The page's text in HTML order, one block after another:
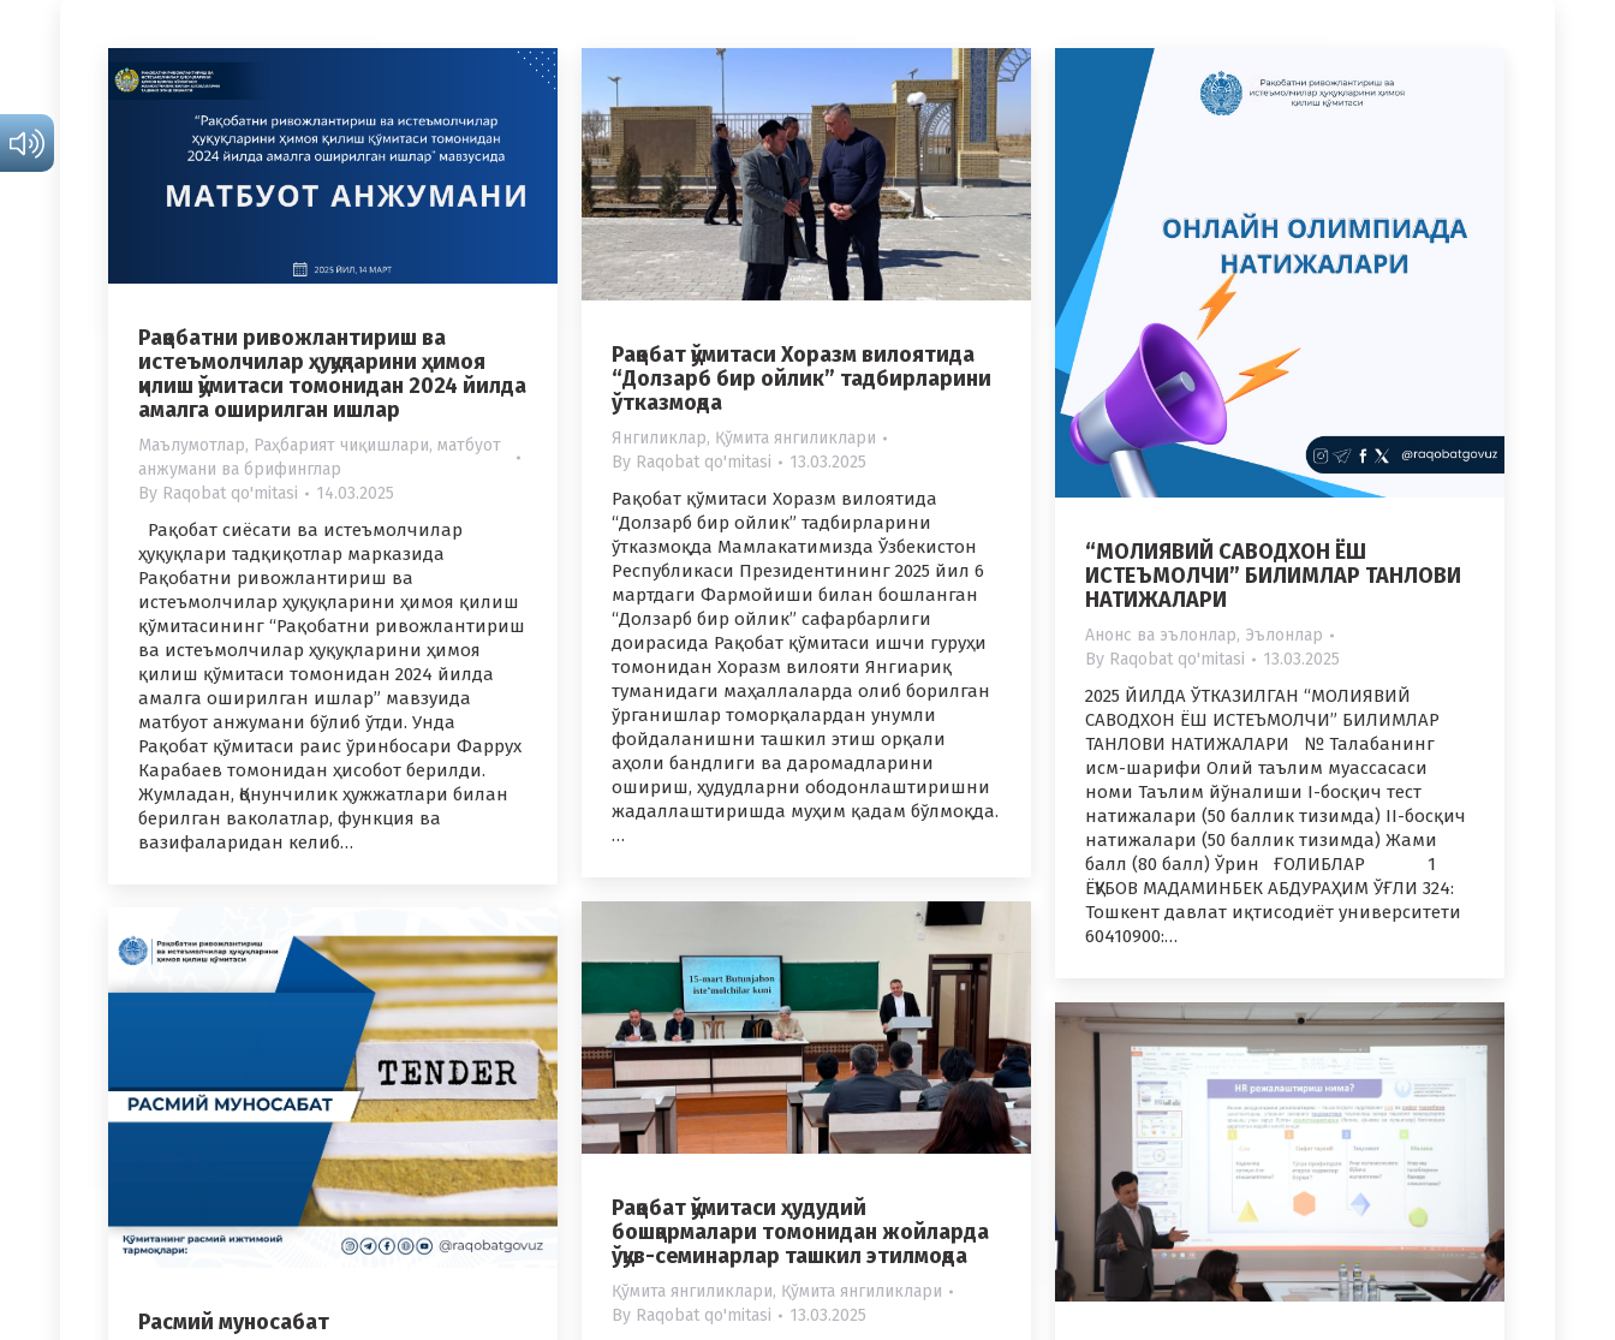
Рақобатни ривожлантириш ва
истеъмолчилар ҳуқуқларини ҳимоя
қилиш қўмитаси томонидан 2024 йилда
амалга оширилган ишлар
Маълумотлар, Раҳбарият чиқишлари, матбуот
анжумани ва брифинглар
By Raqobat qo'mitasi 14.03.2025
Рақобат сиёсати ва истеъмолчилар
ҳуқуқлари тадқиқотлар марказида
Рақобатни ривожлантириш ва
истеъмолчилар ҳуқуқларини ҳимоя қилиш
қўмитасининг “Рақобатни ривожлантириш
ва истеъмолчилар ҳуқуқларини ҳимоя
қилиш қўмитаси томонидан 2024 йилда
амалга оширилган ишлар” мавзуида
матбуот анжумани бўлиб ўтди. Унда
Рақобат қўмитаси раис ўринбосари Фаррух
Карабаев томонидан ҳисобот берилди.
Жумладан, Қонунчилик ҳужжатлари билан
берилган ваколатлар, функция ва
вазифаларидан келиб…
Рақобат қўмитаси Хоразм вилоятида
“Долзарб бир ойлик” тадбирларини
ўтказмоқда
Янгиликлар, Қўмита янгиликлари
By Raqobat qo'mitasi 13.03.2025
Рақобат қўмитаси Хоразм вилоятида
“Долзарб бир ойлик” тадбирларини
ўтказмоқда Мамлакатимизда Ўзбекистон
Республикаси Президентининг 2025 йил 6
мартдаги Фармойиши билан бошланган
“Долзарб бир ойлик” сафарбарлиги
доирасида Рақобат қўмитаси ишчи гуруҳи
томонидан Хоразм вилояти Янгиариқ
туманидаги маҳаллаларда олиб борилган
ўрганишлар томорқалардан унумли
фойдаланишни ташкил этиш орқали
аҳоли бандлиги ва даромадларини
ошириш, ҳудудларни ободонлаштиришни
жадаллаштиришда муҳим қадам бўлмоқда.
…
“МОЛИЯВИЙ САВОДХОН ЁШ
ИСТЕЪМОЛЧИ” БИЛИМЛАР ТАНЛОВИ
НАТИЖАЛАРИ
Анонс ва эълонлар, Эълонлар
By Raqobat qo'mitasi 13.03.2025
2025 ЙИЛДА ЎТКАЗИЛГАН “МОЛИЯВИЙ
САВОДХОН ЁШ ИСТЕЪМОЛЧИ” БИЛИМЛАР
ТАНЛОВИ НАТИЖАЛАРИ № Талабанинг
исм-шарифи Олий таълим муассасаси
номи Таълим йўналиши I-босқич тест
натижалари (50 баллик тизимда) II-босқич
натижалари (50 баллик тизимда) Жами
балл (80 балл) Ўрин ҒОЛИБЛАР 1
ЁҚУБОВ МАДАМИНБЕК АБДУРАҲИМ ЎҒЛИ 324:
Тошкент давлат иқтисодиёт университети
60410900:…
Рақобат қўмитаси ҳудудий
бошқармалари томонидан жойларда
ўқув-семинарлар ташкил этилмоқда
Қўмита янгиликлари, Қўмита янгиликлари
By Raqobat qo'mitasi 13.03.2025
Расмий муносабат